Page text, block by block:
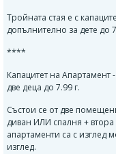
Тройната стая е с
допълнително за дете до
****
Капацитет на
две деца до 7.99 г.
Състои се от две
диван ИЛИ спалня + втора
апартаменти са с
изглед.